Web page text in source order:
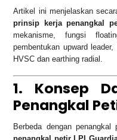
Artikel ini menjelaskan
prinsip kerja penangkal
mekanisme, fungsi
pembentukan upward
HVSC dan earthing radial.
1. Konsep
Penangkal
Berbeda dengan